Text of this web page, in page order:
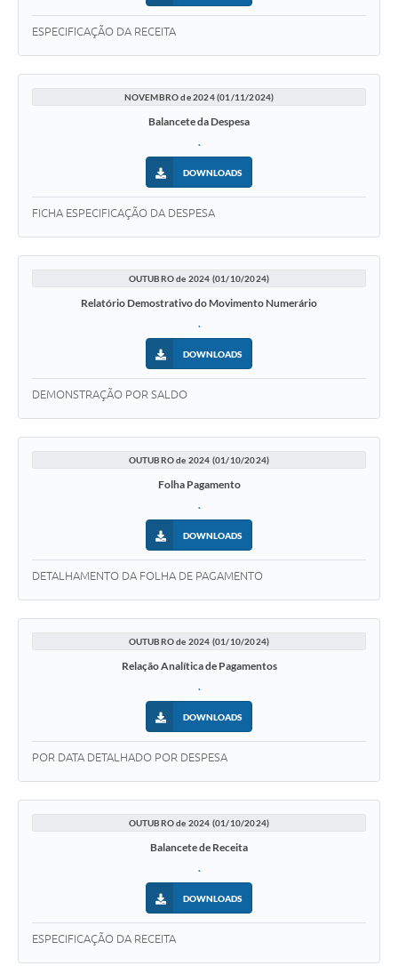
ESPECIFICAÇÃO DA RECEITA
NOVEMBRO de 2024 (01/11/2024)
Balancete da Despesa
.
DOWNLOADS
FICHA ESPECIFICAÇÃO DA DESPESA
OUTUBRO de 2024 (01/10/2024)
Relatório Demostrativo do Movimento Numerário
.
DOWNLOADS
DEMONSTRAÇÃO POR SALDO
OUTUBRO de 2024 (01/10/2024)
Folha Pagamento
.
DOWNLOADS
DETALHAMENTO DA FOLHA DE PAGAMENTO
OUTUBRO de 2024 (01/10/2024)
Relação Analítica de Pagamentos
.
DOWNLOADS
POR DATA DETALHADO POR DESPESA
OUTUBRO de 2024 (01/10/2024)
Balancete de Receita
.
DOWNLOADS
ESPECIFICAÇÃO DA RECEITA